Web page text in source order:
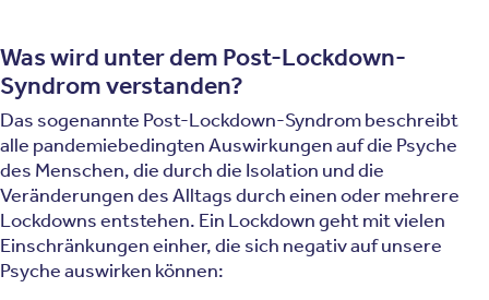
Was wird unter dem Post-Lockdown-
Syndrom verstanden?
Das sogenannte Post-Lockdown-Syndrom beschreibt
alle pandemiebedingten Auswirkungen auf die Psyche
des Menschen, die durch die Isolation und die
Veränderungen des Alltags durch einen oder mehrere
Lockdowns entstehen. Ein Lockdown geht mit vielen
Einschränkungen einher, die sich negativ auf unsere
Psyche auswirken können: